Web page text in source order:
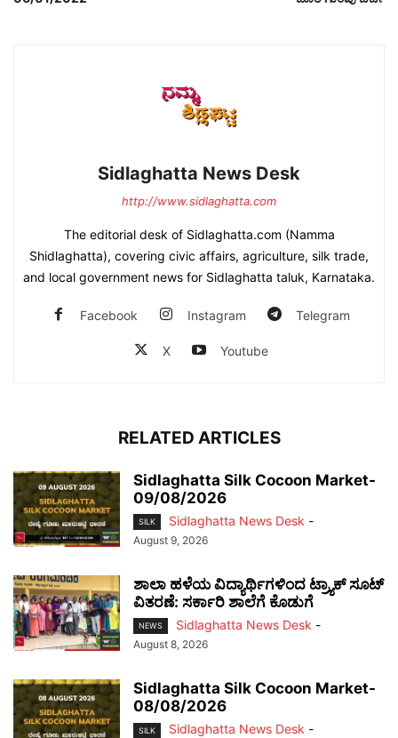
Sidlaghatta News Desk
http://www.sidlaghatta.com
The editorial desk of Sidlaghatta.com (Namma
Shidlaghatta), covering civic affairs, agriculture, silk trade,
and local government news for Sidlaghatta taluk, Karnataka.
Facebook Instagram Telegram
X Youtube
RELATED ARTICLES
Sidlaghatta Silk Cocoon Market-
09/08/2026
SILK Sidlaghatta News Desk -
August 9, 2026
ಶಾಲಾ ಹಳೆಯ ವಿದ್ಯಾರ್ಥಿಗಳಿಂದ ಟ್ರ್ಯಾಕ್‌ ಸೂಟ್
ವಿತರಣೆ: ಸರ್ಕಾರಿ ಶಾಲೆಗೆ ಕೊಡುಗೆ
NEWS Sidlaghatta News Desk -
August 8, 2026
Sidlaghatta Silk Cocoon Market-
08/08/2026
SILK Sidlaghatta News Desk -